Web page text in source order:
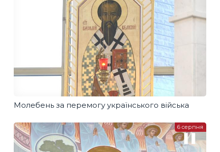
Молебень за перемогу українського війська
6 серпня